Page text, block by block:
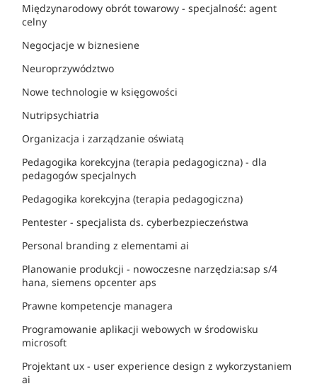
Międzynarodowy obrót towarowy - specjalność: agent
celny
Negocjacje w biznesiene
Neuroprzywództwo
Nowe technologie w księgowości
Nutripsychiatria
Organizacja i zarządzanie oświatą
Pedagogika korekcyjna (terapia pedagogiczna) - dla
pedagogów specjalnych
Pedagogika korekcyjna (terapia pedagogiczna)
Pentester - specjalista ds. cyberbezpieczeństwa
Personal branding z elementami ai
Planowanie produkcji - nowoczesne narzędzia:sap s/4
hana, siemens opcenter aps
Prawne kompetencje managera
Programowanie aplikacji webowych w środowisku
microsoft
Projektant ux - user experience design z wykorzystaniem
ai